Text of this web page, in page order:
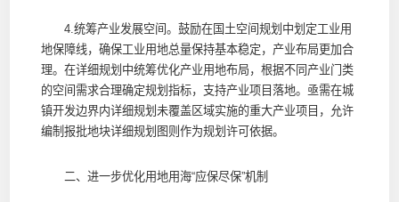
4.统筹产业发展空间。鼓励在国土空间规划中划定工业用
地保障线，确保工业用地总量保持基本稳定，产业布局更加合
理。在详细规划中统筹优化产业用地布局，根据不同产业门类
的空间需求合理确定规划指标，支持产业项目落地。亟需在城
镇开发边界内详细规划未覆盖区域实施的重大产业项目，允许
编制报批地块详细规划图则作为规划许可依据。
二、进一步优化用地用海“应保尽保”机制